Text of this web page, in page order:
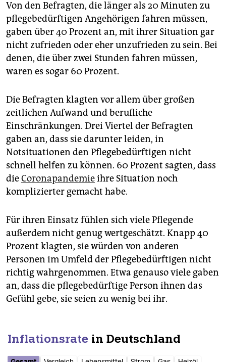
Von den Befragten, die länger als 20 Minuten zu
pflegebedürftigen Angehörigen fahren müssen,
gaben über 40 Prozent an, mit ihrer Situation gar
nicht zufrieden oder eher unzufrieden zu sein. Bei
denen, die über zwei Stunden fahren müssen,
waren es sogar 60 Prozent.
Die Befragten klagten vor allem über großen
zeitlichen Aufwand und berufliche
Einschränkungen. Drei Viertel der Befragten
gaben an, dass sie darunter leiden, in
Notsituationen den Pflegebedürftigen nicht
schnell helfen zu können. 60 Prozent sagten, dass
dieCoronapandemieihre Situation noch
komplizierter gemacht habe.
Für ihren Einsatz fühlen sich viele Pflegende
außerdem nicht genug wertgeschätzt. Knapp 40
Prozent klagten, sie würden von anderen
Personen im Umfeld der Pflegebedürftigen nicht
richtig wahrgenommen. Etwa genauso viele gaben
an, dass die pflegebedürftige Person ihnen das
Gefühl gebe, sie seien zu wenig bei ihr.